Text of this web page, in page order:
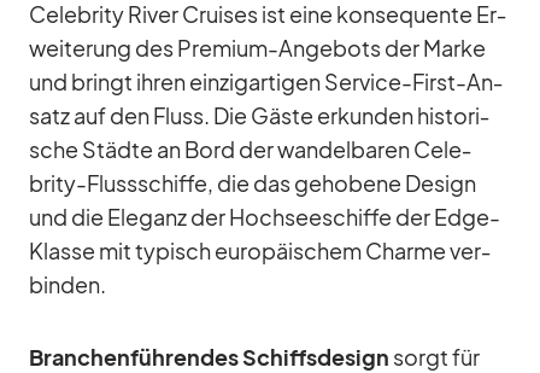
Ce­le­brity Ri­ver Crui­ses ist eine kon­se­quente Er­
wei­te­rung des Pre­mium-An­ge­bots der Marke
und bringt ih­ren ein­zig­ar­ti­gen Ser­vice-First-An­
satz auf den Fluss. Die Gäste er­kun­den his­to­ri­
sche Städte an Bord der wan­del­ba­ren Ce­le­
brity-Fluss­schiffe, die das ge­ho­bene De­sign
und die Ele­ganz der Hoch­see­schiffe der Edge-
Klasse mit ty­pisch eu­ro­päi­schem Charme ver­
bin­den.
Bran­chen­füh­ren­des Schiffs­de­sign sorgt für